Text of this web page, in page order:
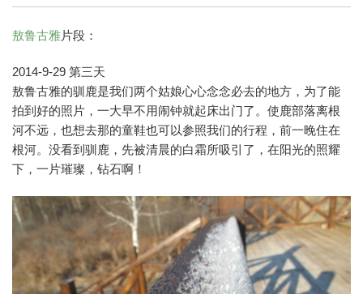
敖鲁古雅片段：
2014-9-29 第三天
敖鲁古雅的驯鹿是我们两个姑娘心心念念必去的地方，为了能
拍到好的照片，一大早不用闹钟就起床出门了。使鹿部落离根
河不远，也想去那的童鞋也可以参照我们的行程，前一晚住在
根河。没看到驯鹿，先被清晨的白霜所吸引了，在阳光的照耀
下，一片璀璨，钻石啊！